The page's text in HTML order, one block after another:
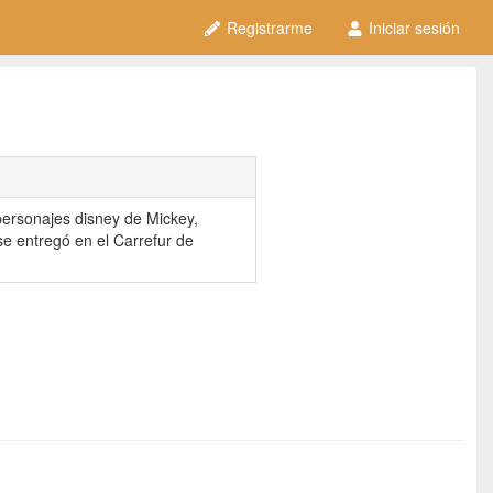
Registrarme Iniciar sesión
disney de Mickey,
entregó en el Carrefur de